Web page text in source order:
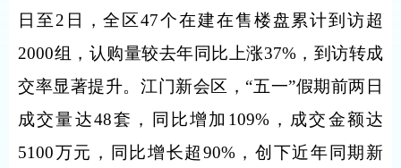
日至2 日，全区47个在建在售楼盘累计到访超
2000组，认购量较去年同比上涨37%，到访转成
交率显著提升。江门新会区，“五一”假期前两日
成交量达48套，同比增加 109%，成交金额达
5100万元，同比增长超90%，创下近年同期新